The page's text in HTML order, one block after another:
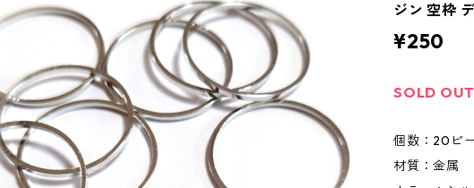
ジン 空枠
¥250
SOLD OUT
個数：20ピ
材質：金属